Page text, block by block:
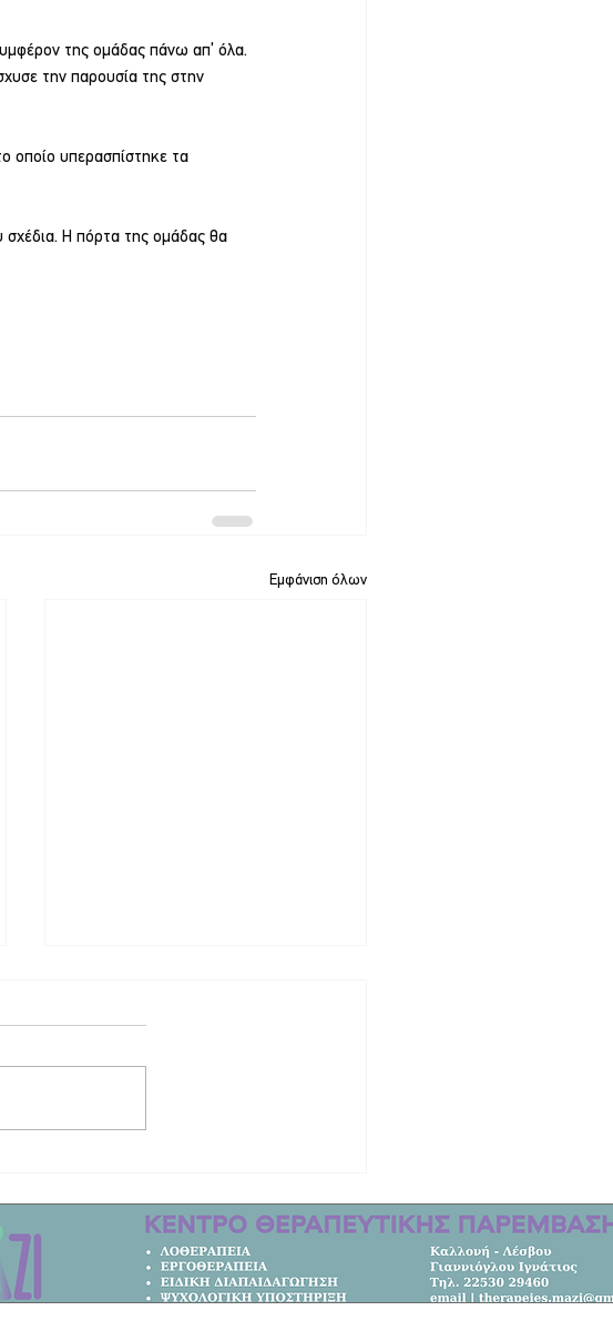
της ομάδας πάνω απ’ όλα.
την παρουσία της στην
οποίο υπερασπίστηκε τα
σχέδια. Η πόρτα της ομάδας θα
Εμφάνιση όλων